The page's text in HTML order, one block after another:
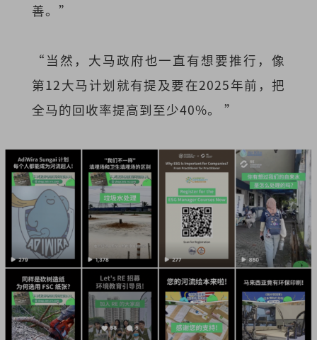
善。”
“当然，大马政府也一直有想要推行，像
第12大马计划就有提及要在2025年前，把
全马的回收率提高到至少40%。 ”